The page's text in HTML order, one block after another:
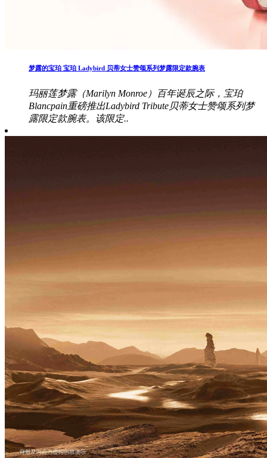
梦露的宝珀 宝珀 Ladybird 贝蒂女士赞颂系列梦露限定款腕表
玛丽莲梦露（Marilyn Monroe）百年诞辰之际，宝珀
Blancpain重磅推出Ladybird Tribute贝蒂女士赞颂系列梦
露限定款腕表。该限定..